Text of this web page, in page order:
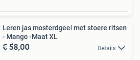
Leren jas mosterdgeel met stoere ritsen
- Mango -Maat XL
€ 58,00 Details